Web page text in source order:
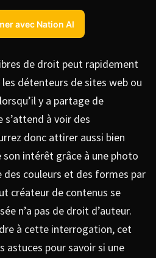
avec Nation AI
de droit peut rapidement
détenteurs de sites web ou
y a partage de
à voir des
donc attirer aussi bien
intérêt grâce à une photo
couleurs et des formes par
créateur de contenus se
n’a pas de droit d’auteur.
à cette interrogation, cet
astuces pour savoir si une